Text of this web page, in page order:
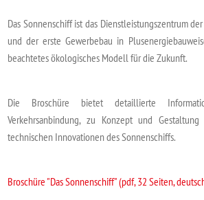
Das Sonnenschiff ist das Dienstleistungszentrum
und der erste Gewerbebau in
beachtetes ökologisches Modell für die Zukunft.
Die Broschüre bietet detaillierte
Verkehrsanbindung, zu Konzept und
technischen Innovationen des Sonnenschiffs.
Broschüre "Das Sonnenschiff" (pdf, 32 Seiten,